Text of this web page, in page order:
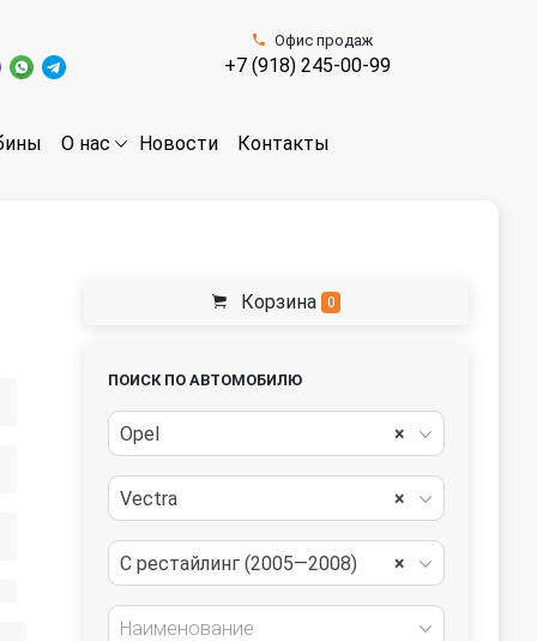
Офис продаж
+7 (918) 245-00-99
О нас Новости Контакты
Корзина 0
ПОИСК ПО АВТОМОБИЛЮ
×
Opel
×
Vectra
×
C рестайлинг (2005—2008)
Наименование